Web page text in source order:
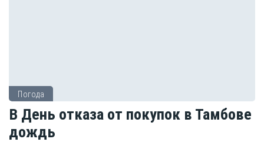
Погода
В День отказа от покупок в Тамбове
дождь